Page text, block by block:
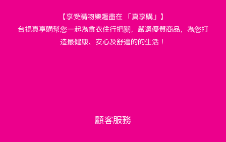
【享受購物樂趣盡在 「真享購」】
台視真享購幫您一起為食衣住行把關，嚴選優質商品，為您打
造最健康、安心及舒適的的生活！
顧客服務